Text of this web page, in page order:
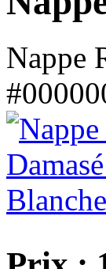
Nappe